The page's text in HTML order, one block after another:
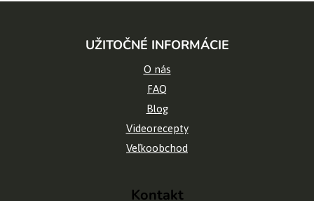
UŽITOČNÉ INFORMÁCIE
O nás
FAQ
Blog
Videorecepty
Veľkoobchod
Kontakt